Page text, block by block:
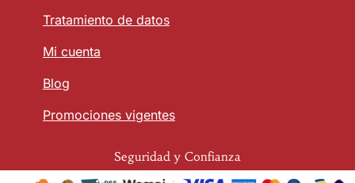
Tratamiento de datos
Mi cuenta
Blog
Promociones vigentes
Seguridad y Confianza